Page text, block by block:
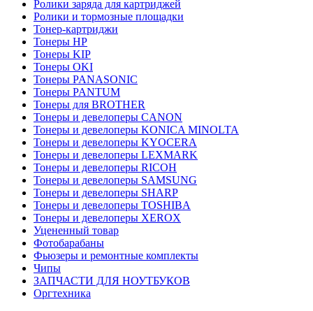
Ролики заряда для картриджей
Ролики и тормозные площадки
Тонер-картриджи
Тонеры HP
Тонеры KIP
Тонеры OKI
Тонеры PANASONIC
Тонеры PANTUM
Тонеры для BROTHER
Тонеры и девелоперы CANON
Тонеры и девелоперы KONICA MINOLTA
Тонеры и девелоперы KYOCERA
Тонеры и девелоперы LEXMARK
Тонеры и девелоперы RICOH
Тонеры и девелоперы SAMSUNG
Тонеры и девелоперы SHARP
Тонеры и девелоперы TOSHIBA
Тонеры и девелоперы XEROX
Уцененный товар
Фотобарабаны
Фьюзеры и ремонтные комплекты
Чипы
ЗАПЧАСТИ ДЛЯ НОУТБУКОВ
Оргтехника